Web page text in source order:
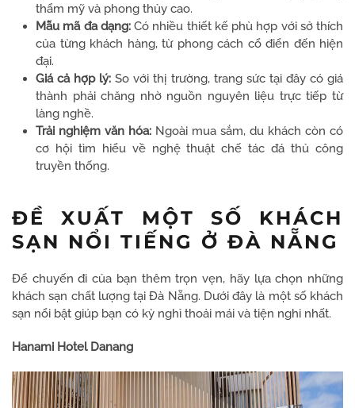
thẩm mỹ và phong thủy cao.
Mẫu mã đa dạng:Có nhiều thiết kế phù hợp với sở thích
của từng khách hàng, từ phong cách cổ điển đến hiện
đại.
Giá cả hợp lý: So với thị trường, trang sức tại đây có giá
thành phải chăng nhờ nguồn nguyên liệu trực tiếp từ
làng nghề.
Trải nghiệm văn hóa: Ngoài mua sắm, du khách còn có
cơ hội tìm hiểu về nghệ thuật chế tác đá thủ công
truyền thống.
ĐỀ XUẤT MỘT SỐ KHÁCH
SẠN NỔI TIẾNG Ở ĐÀ NẴNG
Để chuyến đi của bạn thêm trọn vẹn, hãy lựa chọn những
khách sạn chất lượng tại Đà Nẵng. Dưới đây là một số khách
sạn nổi bật giúp bạn có kỳ nghỉ thoải mái và tiện nghi nhất.
Hanami Hotel Danang